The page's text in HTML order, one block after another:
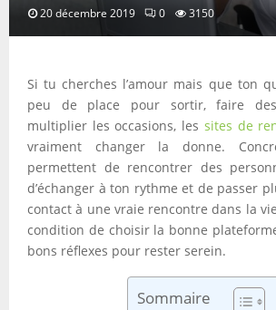
20 décembre 2019 0 3150
Si tu cherches l’amour mais que ton
peu de place pour sortir, faire
multiplier les occasions, les sites de
vraiment changer la donne.
permettent de rencontrer des
d’échanger à ton rythme et de passer
contact à une vraie rencontre dans la
condition de choisir la bonne
bons réflexes pour rester serein.
Sommaire